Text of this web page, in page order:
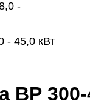
- 45,0 кВт
ВР